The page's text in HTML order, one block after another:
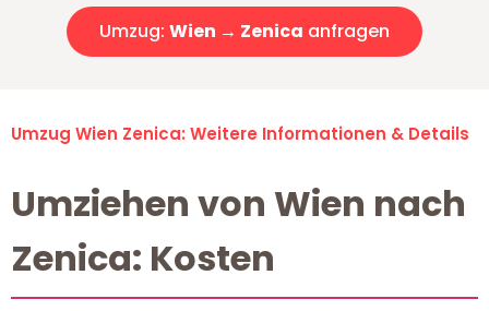
Umzug: Wien → Zenica anfragen
Umzug Wien Zenica: Weitere Informationen & Details
Umziehen von Wien nach
Zenica: Kosten